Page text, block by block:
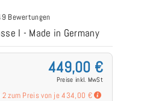
Bewertungen
I - Made in Germany
449,00 €
Preise inkl. MwSt
2 zum Preis von je434,00 €